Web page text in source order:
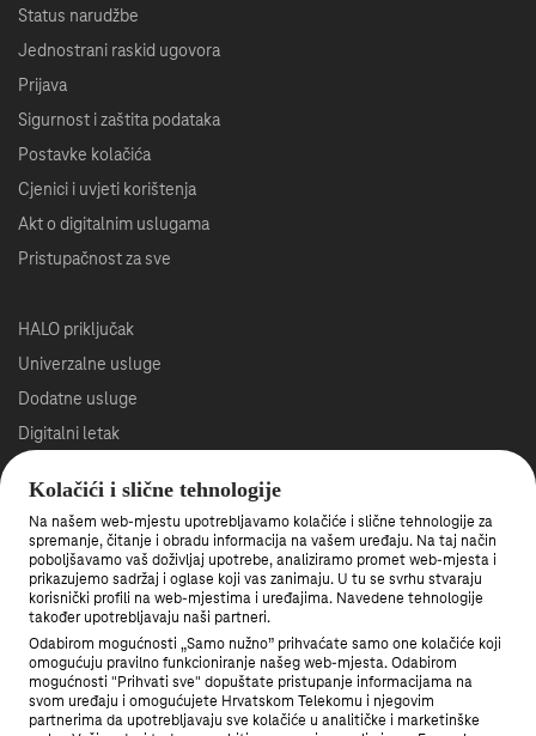
Kolačići i slične tehnologije
Na našem web-mjestu upotrebljavamo kolačiće i slične tehnologije za
spremanje, čitanje i obradu informacija na vašem uređaju. Na taj način
poboljšavamo vaš doživljaj upotrebe, analiziramo promet web-mjesta i
prikazujemo sadržaj i oglase koji vas zanimaju. U tu se svrhu stvaraju
korisnički profili na web-mjestima i uređajima. Navedene tehnologije
također upotrebljavaju naši partneri.
Odabirom mogućnosti „Samo nužno” prihvaćate samo one kolačiće koji
omogućuju pravilno funkcioniranje našeg web-mjesta. Odabirom
mogućnosti "Prihvati sve" dopuštate pristupanje informacijama na
svom uređaju i omogućujete Hrvatskom Telekomu i njegovim
partnerima da upotrebljavaju sve kolačiće u analitičke i marketinške
Status narudžbe
Jednostrani raskid ugovora
Prijava
Sigurnost i zaštita podataka
Postavke kolačića
Cjenici i uvjeti korištenja
Akt o digitalnim uslugama
Pristupačnost za sve
HALO priključak
Univerzalne usluge
Dodatne usluge
Digitalni letak
Roaming
Veleprodaja
Što je 5G mreža?
Gašenje 3G mreže
Među prvima saznajte nove pogodnosti.